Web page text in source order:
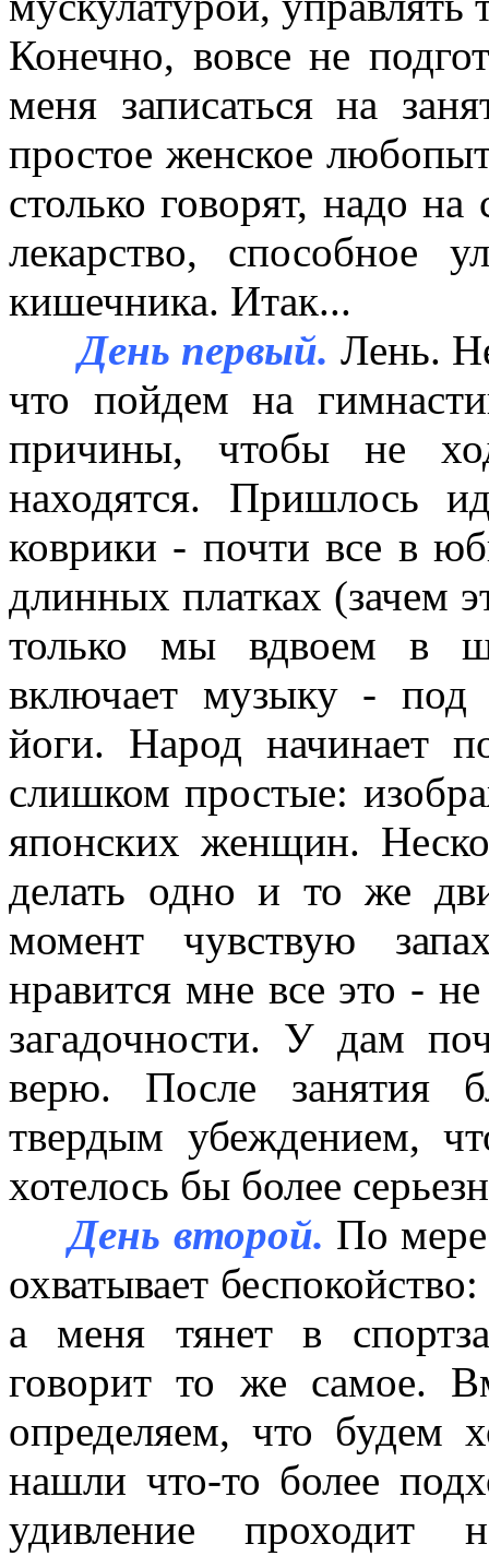
Конечно, вовсе не
меня записаться на
простое женское
столько говорят, надо
лекарство, способное
кишечника. Итак...
День первый. Лень.
что пойдем на
причины, чтобы не
находятся. Пришлось
коврики - почти все в
длинных платках (зачем
только мы вдвоем в
включает музыку - под
йоги. Народ начинает
слишком простые:
японских женщин.
делать одно и то же
момент чувствую
нравится мне все это -
загадочности. У дам
верю. После занятия
твердым убеждением,
хотелось бы более
День второй. По
охватывает
а меня тянет в
говорит то же самое.
определяем, что будем
нашли что-то более
удивление проходит